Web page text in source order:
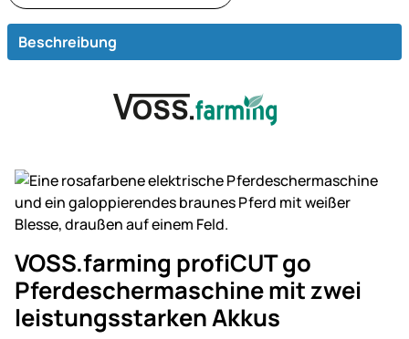
Beschreibung
VOSS.farming profiCUT go
Pferdeschermaschine mit zwei
leistungsstarken Akkus